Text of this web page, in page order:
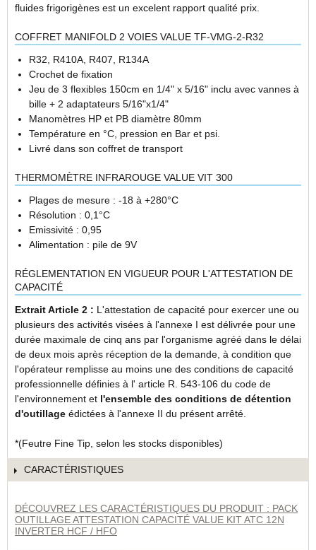
fluides frigorigènes est un excelent rapport qualité prix.
COFFRET MANIFOLD 2 VOIES VALUE TF-VMG-2-R32
R32, R410A, R407, R134A
Crochet de fixation
Jeu de 3 flexibles 150cm en 1/4" x 5/16" inclu avec vannes à
bille + 2 adaptateurs 5/16"x1/4"
Manomètres HP et PB diamètre 80mm
Température en °C, pression en Bar et psi.
Livré dans son coffret de transport
THERMOMÈTRE INFRAROUGE VALUE VIT 300
Plages de mesure : -18 à +280°C
Résolution : 0,1°C
Emissivité : 0,95
Alimentation : pile de 9V
RÉGLEMENTATION EN VIGUEUR POUR L'ATTESTATION DE
CAPACITÉ
Extrait Article 2 : L'attestation de capacité pour exercer une ou
plusieurs des activités visées à l'annexe I est délivrée pour une
durée maximale de cinq ans par l'organisme agréé dans le délai
de deux mois après réception de la demande, à condition que
l'opérateur remplisse au moins une des conditions de capacité
professionnelle définies à l' article R. 543-106 du code de
l'environnement et l'ensemble des conditions de détention
d'outillage édictées à l'annexe II du présent arrêté.
*(Feutre Fine Tip, selon les stocks disponibles)
CARACTÉRISTIQUES
DÉCOUVREZ LES CARACTÉRISTIQUES DU PRODUIT : PACK
OUTILLAGE ATTESTATION CAPACITÉ VALUE KIT ATC 12N
INVERTER HCF / HFO